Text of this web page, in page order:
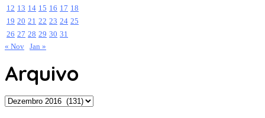
12 13 14 15 16 17 18
19 20 21 22 23 24 25
26 27 28 29 30 31
« Nov Jan »
Arquivo
Arquivo